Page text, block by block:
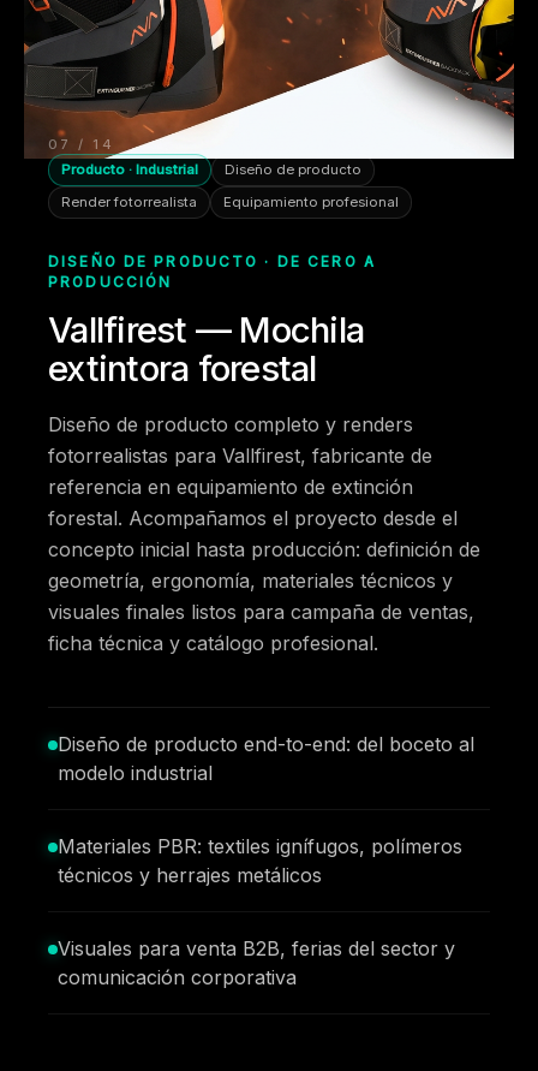
07 / 14
Producto · Industrial
Diseño de producto
Render fotorrealista
Equipamiento profesional
DISEÑO DE PRODUCTO · DE CERO A
PRODUCCIÓN
Vallfirest — Mochila
extintora forestal
Diseño de producto completo y renders
fotorrealistas para Vallfirest, fabricante de
referencia en equipamiento de extinción
forestal. Acompañamos el proyecto desde el
concepto inicial hasta producción: definición de
geometría, ergonomía, materiales técnicos y
visuales finales listos para campaña de ventas,
ficha técnica y catálogo profesional.
Diseño de producto end-to-end: del boceto al
modelo industrial
Materiales PBR: textiles ignífugos, polímeros
técnicos y herrajes metálicos
Visuales para venta B2B, ferias del sector y
comunicación corporativa